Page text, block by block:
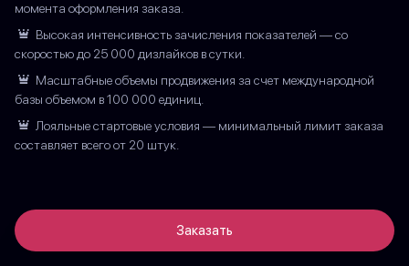
момента оформления заказа.
Высокая интенсивность зачисления показателей — со
скоростью до 25 000 дизлайков в сутки.
Масштабные объемы продвижения за счет международной
базы объемом в 100 000 единиц.
Лояльные стартовые условия — минимальный лимит заказа
составляет всего от 20 штук.
Заказать